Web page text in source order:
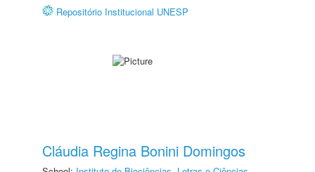
Repositório Institucional UNESP
Cláudia Regina Bonini Domingos